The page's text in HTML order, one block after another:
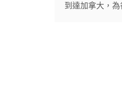
到達加拿大，為